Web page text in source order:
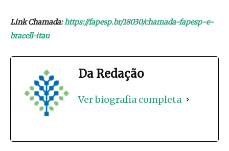
Link Chamada:https://fapesp.br/18030/chamada-fapesp-e-
bracell-itau
Da Redação
Ver biografia completa